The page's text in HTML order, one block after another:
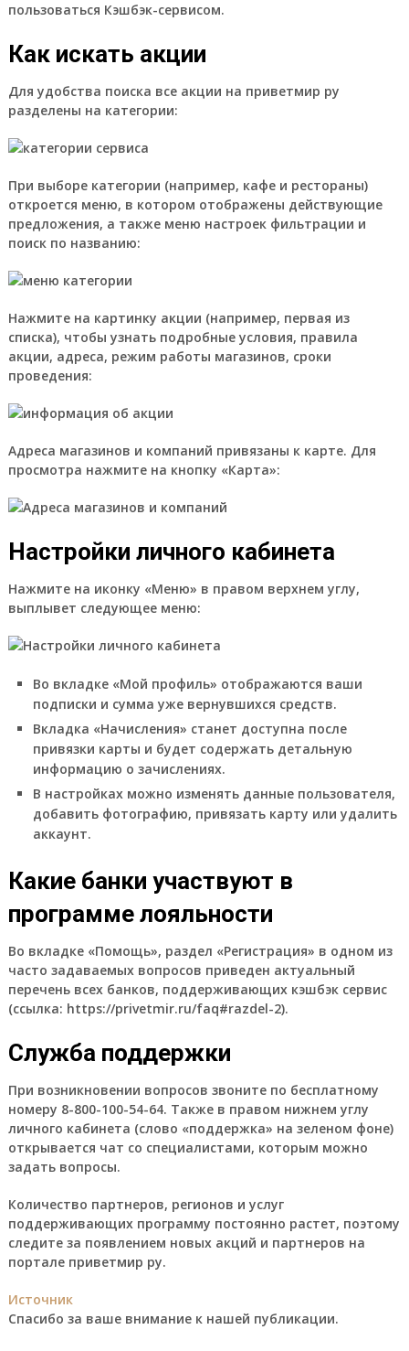
пользоваться Кэшбэк-сервисом.
Как искать акции
Для удобства поиска все акции на приветмир ру
разделены на категории:
При выборе категории (например, кафе и рестораны)
откроется меню, в котором отображены действующие
предложения, а также меню настроек фильтрации и
поиск по названию:
Нажмите на картинку акции (например, первая из
списка), чтобы узнать подробные условия, правила
акции, адреса, режим работы магазинов, сроки
проведения:
Адреса магазинов и компаний привязаны к карте. Для
просмотра нажмите на кнопку «Карта»:
Настройки личного кабинета
Нажмите на иконку «Меню» в правом верхнем углу,
выплывет следующее меню:
Во вкладке «Мой профиль» отображаются ваши
подписки и сумма уже вернувшихся средств.
Вкладка «Начисления» станет доступна после
привязки карты и будет содержать детальную
информацию о зачислениях.
В настройках можно изменять данные пользователя,
добавить фотографию, привязать карту или удалить
аккаунт.
Какие банки участвуют в
программе лояльности
Во вкладке «Помощь», раздел «Регистрация» в одном из
часто задаваемых вопросов приведен актуальный
перечень всех банков, поддерживающих кэшбэк сервис
(ссылка: https://privetmir.ru/faq#razdel-2).
Служба поддержки
При возникновении вопросов звоните по бесплатному
номеру 8-800-100-54-64. Также в правом нижнем углу
личного кабинета (слово «поддержка» на зеленом фоне)
открывается чат со специалистами, которым можно
задать вопросы.
Количество партнеров, регионов и услуг
поддерживающих программу постоянно растет, поэтому
следите за появлением новых акций и партнеров на
портале приветмир ру.
Источник
Спасибо за ваше внимание к нашей публикации.